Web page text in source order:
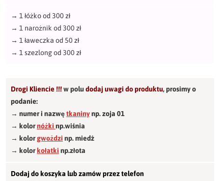
→ 1 łóżko od 300 zł
→ 1 narożnik od 300 zł
→ 1 ławeczka od 50 zł
→ 1 szezlong od 300 zł
Drogi Kliencie !!!w poludodaj uwagi do produktu,prosimy o
podanie:
→ numer i nazwętkaninynp. zoja 01
→ kolornóżki np.wiśnia
→ kolorgwożdzi np. miedź
→ kolorkołatki np.złota
Dodaj do koszyka lub zamów przez telefon